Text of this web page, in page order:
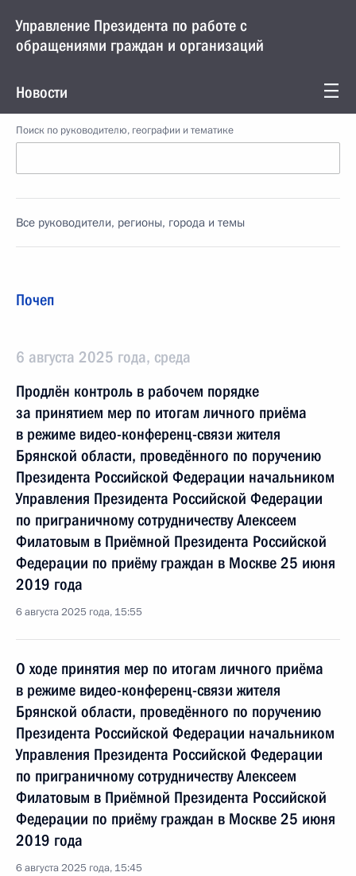
Управление Президента по работе с
обращениями граждан и организаций
Новости
Поиск по руководителю, географии и тематике
Все руководители, регионы, города и темы
Почеп
6 августа 2025 года, среда
Продлён контроль в рабочем порядке
за принятием мер по итогам личного приёма
в режиме видео-конференц-связи жителя
Брянской области, проведённого по поручению
Президента Российской Федерации начальником
Управления Президента Российской Федерации
по приграничному сотрудничеству Алексеем
Филатовым в Приёмной Президента Российской
Федерации по приёму граждан в Москве 25 июня
2019 года
6 августа 2025 года, 15:55
О ходе принятия мер по итогам личного приёма
в режиме видео-конференц-связи жителя
Брянской области, проведённого по поручению
Президента Российской Федерации начальником
Управления Президента Российской Федерации
по приграничному сотрудничеству Алексеем
Филатовым в Приёмной Президента Российской
Федерации по приёму граждан в Москве 25 июня
2019 года
6 августа 2025 года, 15:45